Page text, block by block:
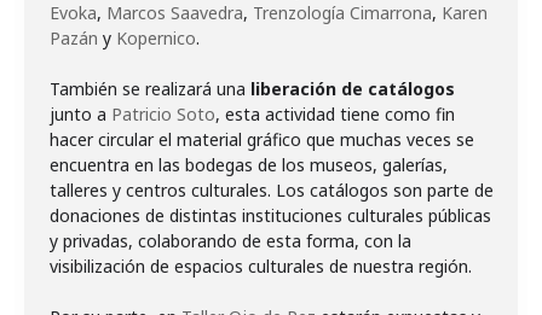
Evoka, Marcos Saavedra, Trenzología Cimarrona, Karen
Pazán y Kopernico.
También se realizará una liberación de catálogos
junto a Patricio Soto, esta actividad tiene como fin
hacer circular el material gráfico que muchas veces se
encuentra en las bodegas de los museos, galerías,
talleres y centros culturales. Los catálogos son parte de
donaciones de distintas instituciones culturales públicas
y privadas, colaborando de esta forma, con la
visibilización de espacios culturales de nuestra región.